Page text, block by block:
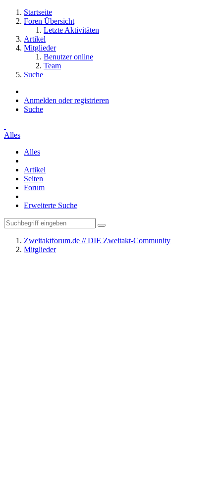
Startseite
Foren Übersicht
Letzte Aktivitäten
Artikel
Mitglieder
Benutzer online
Team
Suche
Anmelden oder registrieren
Suche
Alles
Alles
Artikel
Seiten
Forum
Erweiterte Suche
Zweitaktforum.de // DIE Zweitakt-Community
Mitglieder